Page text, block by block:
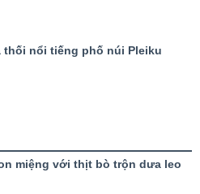
thối nổi tiếng phố núi Pleiku
miệng với thịt bò trộn dưa leo